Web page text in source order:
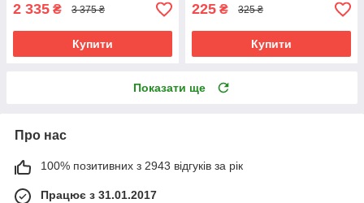
2 335 ₴ 3 375 ₴
Купити
225 ₴ 325 ₴
Купити
Показати ще
Про нас
100% позитивних з 2943 відгуків за рік
Працює з 31.01.2017